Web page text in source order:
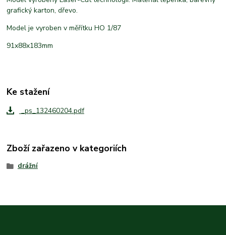
grafický karton, dřevo.
Model je vyroben v měřítku HO 1/87
91x88x183mm
Ke stažení
_ps_132460204.pdf
Zboží zařazeno v kategoriích
drážní